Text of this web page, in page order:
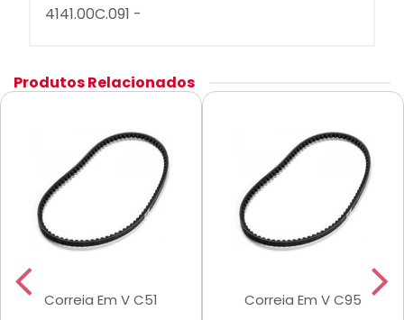
4141.00C.091 -
Produtos Relacionados
Correia Em V C51 Correia Em V C95